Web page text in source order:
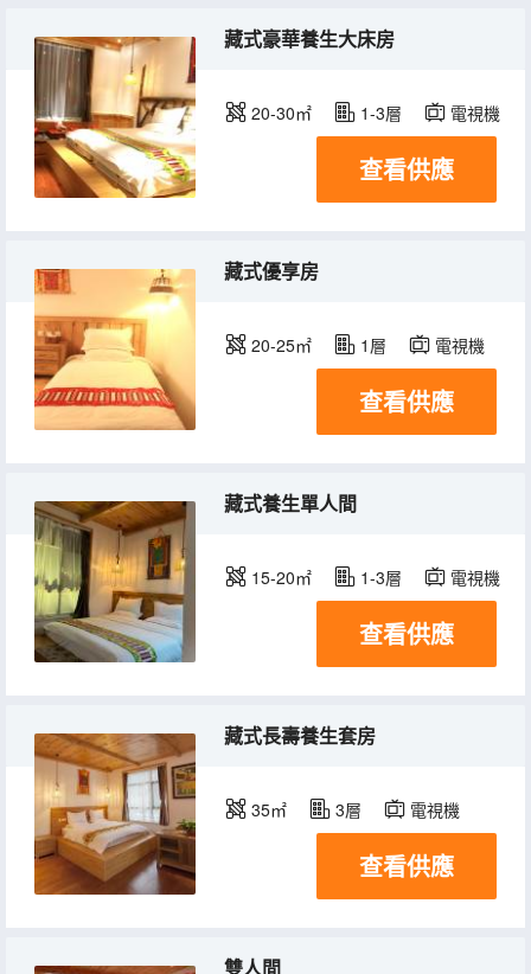
藏式豪華養生大床房
20-30㎡ 1-3層 電視機
查看供應
藏式優享房
20-25㎡ 1層 電視機
查看供應
藏式養生單人間
15-20㎡ 1-3層 電視機
查看供應
藏式長壽養生套房
35㎡ 3層 電視機
查看供應
雙人間